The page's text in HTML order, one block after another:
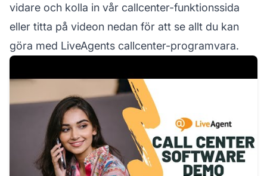
vidare och kolla in vår callcenter-funktionssida
eller titta på videon nedan för att se allt du kan
göra med LiveAgents callcenter-programvara.